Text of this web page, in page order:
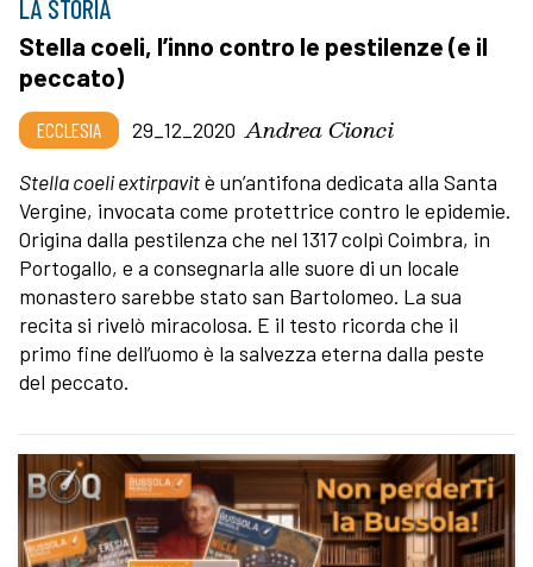
LA STORIA
Stella coeli, l’inno contro le pestilenze (e il
peccato)
ECCLESIA 29_12_2020 Andrea Cionci
Stella coeli extirpavitè un’antifona dedicata alla Santa
Vergine, invocata come protettrice contro le epidemie.
Origina dalla pestilenza che nel 1317 colpì Coimbra, in
Portogallo, e a consegnarla alle suore di un locale
monastero sarebbe stato san Bartolomeo. La sua
recita si rivelò miracolosa. E il testo ricorda che il
primo fine dell’uomo è la salvezza eterna dalla peste
del peccato.